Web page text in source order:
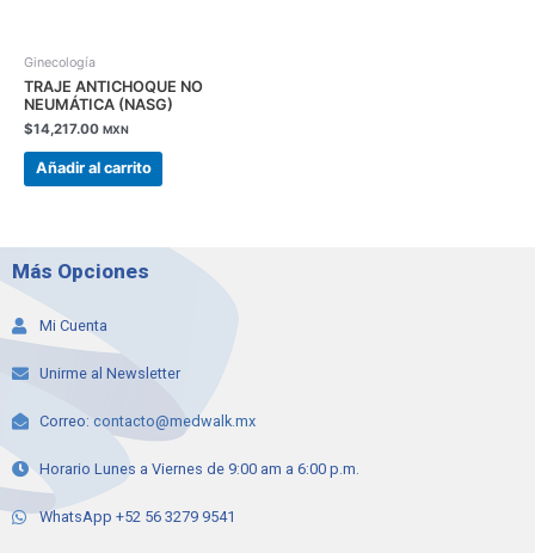
Ginecología
TRAJE ANTICHOQUE NO
NEUMÁTICA (NASG)
$14,217.00 MXN
Añadir al carrito
Más Opciones
Mi Cuenta
Unirme al Newsletter
Correo: contacto@medwalk.mx
Horario Lunes a Viernes de 9:00 am a 6:00 p.m.
WhatsApp +52 56 3279 9541